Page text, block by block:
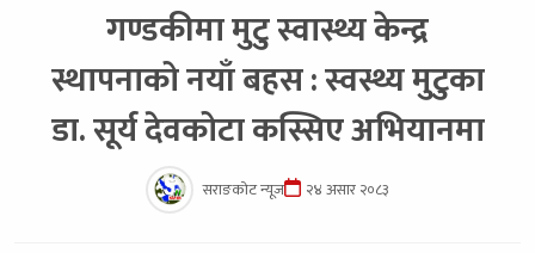
गण्डकीमा मुटु स्वास्थ्य केन्द्र
स्थापनाको नयाँ बहस : स्वस्थ्य मुटुका
डा. सूर्य देवकोटा कस्सिए अभियानमा
सराङकोट न्यूज २४ असार २०८३